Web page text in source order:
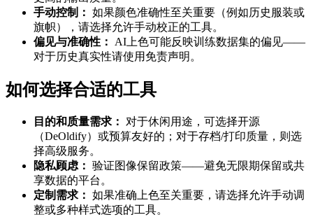
手动控制： 如果颜色准确性至关重要（例如历史服装或
旗帜），请选择允许手动校正的工具。
偏见与准确性：
AI上色可能反映训练数据集的偏见——
对于历史真实性请使用免责声明。
如何选择合适的工具
目的和质量需求：
对于休闲用途，可选择开源
（DeOldify）或预算友好的；对于存档/打印质量，则选
择高级服务。
隐私顾虑： 验证图像保留政策——避免无限期保留或共
享数据的平台。
定制需求： 如果准确上色至关重要，请选择允许手动调
整或多种样式选项的工具。